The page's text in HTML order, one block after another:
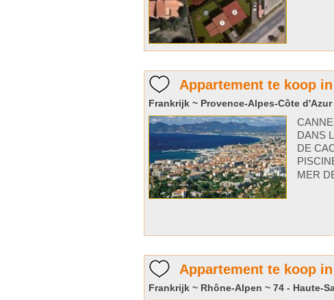
Appartement te koop
Frankrijk ~ Provence-Alpes-Côte
DANS
DE
MER
Appartement te koop
Frankrijk ~ Rhône-Alpen ~ 74 - Haute-